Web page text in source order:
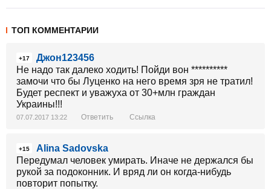
ТОП КОММЕНТАРИИ
+17
Джон123456
Не надо так далеко ходить! Пойди вон **********
замочи что бы Луценко на него время зря не тратил!
Будет респект и уважуха от 30+млн граждан
Украины!!!
07.07.2017 13:22 Ответить Ссылка
+15
Alina Sadovska
Передумал человек умирать. Иначе не держался бы
рукой за подоконник. И вряд ли он когда-нибудь
повторит попытку.